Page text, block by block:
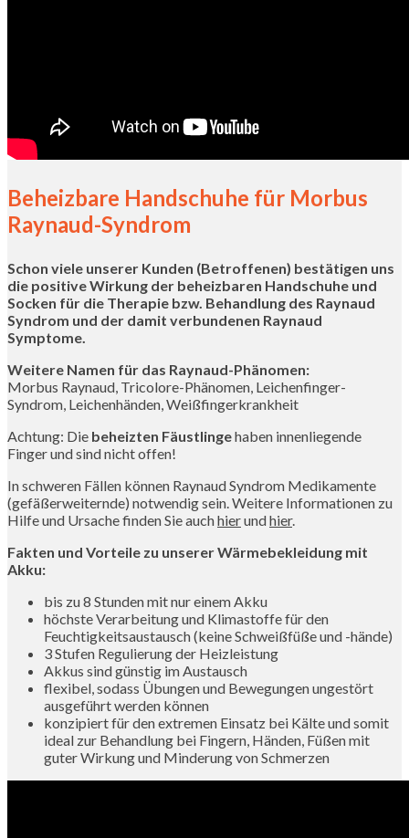
Beheizbare Handschuhe für Morbus
Raynaud-Syndrom
Schon viele unserer Kunden (Betroffenen) bestätigen uns
die positive Wirkung der beheizbaren Handschuhe und
Socken für die Therapie bzw. Behandlung des Raynaud
Syndrom und der damit verbundenen Raynaud
Symptome.
Weitere Namen für das Raynaud-Phänomen:
Morbus Raynaud, Tricolore-Phänomen, Leichenfinger-
Syndrom, Leichenhänden, Weißfingerkrankheit
Achtung: Die beheizten Fäustlingehaben innenliegende
Finger und sind nicht offen!
In schweren Fällen können Raynaud Syndrom Medikamente
(gefäßerweiternde) notwendig sein. Weitere Informationen zu
Hilfe und Ursache finden Sie auchhierundhier.
Fakten und Vorteile zu unserer Wärmebekleidung mit
Akku:
bis zu 8 Stunden mit nur einem Akku
höchste Verarbeitung und Klimastoffe für den
Feuchtigkeitsaustausch (keine Schweißfüße und -hände)
3 Stufen Regulierung der Heizleistung
Akkus sind günstig im Austausch
flexibel, sodass Übungen und Bewegungen ungestört
ausgeführt werden können
konzipiert für den extremen Einsatz bei Kälte und somit
ideal zur Behandlung bei Fingern, Händen, Füßen mit
guter Wirkung und Minderung von Schmerzen